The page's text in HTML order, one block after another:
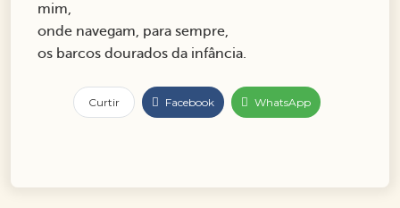
mim,
onde navegam, para sempre,
os barcos dourados da infância.
Curtir Facebook WhatsApp